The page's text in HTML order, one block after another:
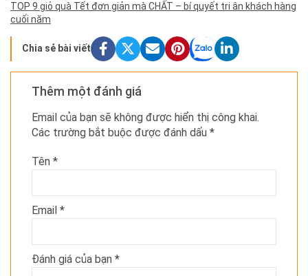
TOP 9 giỏ quà Tết đơn giản mà CHẤT – bí quyết tri ân khách hàng
cuối năm
Chia sẻ bài viết
Thêm một đánh giá
Email của bạn sẽ không được hiển thị công khai.
Các trường bắt buộc được đánh dấu *
Tên *
Email *
Đánh giá của bạn *